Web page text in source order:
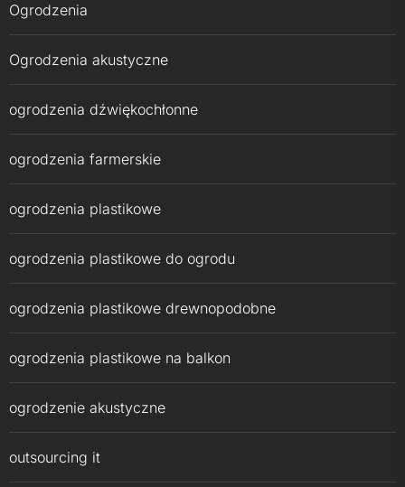
Ogrodzenia
Ogrodzenia akustyczne
ogrodzenia dźwiękochłonne
ogrodzenia farmerskie
ogrodzenia plastikowe
ogrodzenia plastikowe do ogrodu
ogrodzenia plastikowe drewnopodobne
ogrodzenia plastikowe na balkon
ogrodzenie akustyczne
outsourcing it